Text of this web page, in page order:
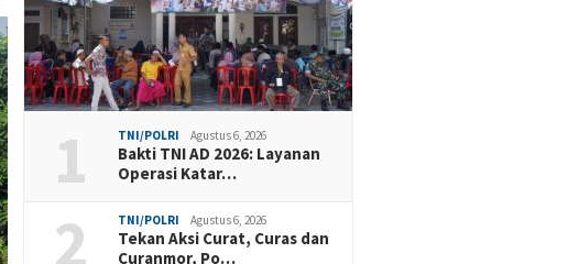
1 TNI/POLRI Agustus 6, 2026
Bakti TNI AD 2026: Layanan
Operasi Katar…
2 TNI/POLRI Agustus 6, 2026
Tekan Aksi Curat, Curas dan
Curanmor, Po…